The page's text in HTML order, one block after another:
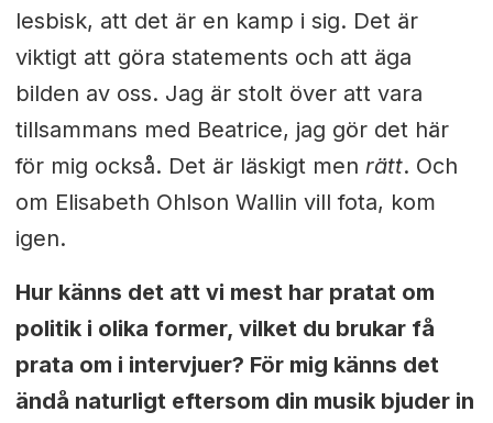
lesbisk, att det är en kamp i sig. Det är
viktigt att göra statements och att äga
bilden av oss. Jag är stolt över att vara
tillsammans med Beatrice, jag gör det här
för mig också. Det är läskigt men rätt. Och
om Elisabeth Ohlson Wallin vill fota, kom
igen.
Hur känns det att vi mest har pratat om
politik i olika former, vilket du brukar få
prata om i intervjuer? För mig känns det
ändå naturligt eftersom din musik bjuder in